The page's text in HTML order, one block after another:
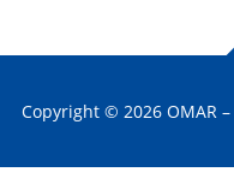
Copyright © 2026 OMAR –